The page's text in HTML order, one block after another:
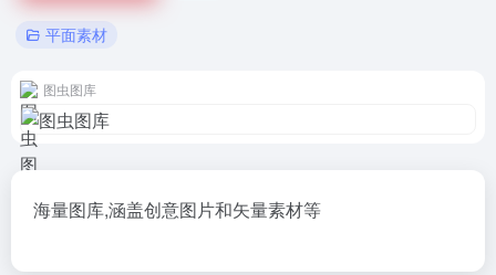
平面素材
图虫图库
海量图库,涵盖创意图片和矢量素材等